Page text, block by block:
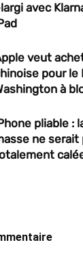
avec
veut
pour le
à
pliable :
ne serait